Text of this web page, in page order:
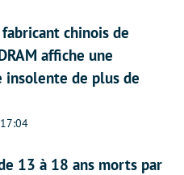
chinois de
affiche une
insolente de plus de
13 à 18 ans morts par